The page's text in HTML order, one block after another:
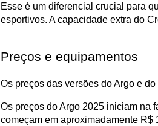
Esse é um diferencial crucial para
esportivos. A capacidade extra do
Preços e equipamentos
Os preços das versões do Argo e
Os preços do Argo 2025 iniciam na
começam em aproximadamente R$